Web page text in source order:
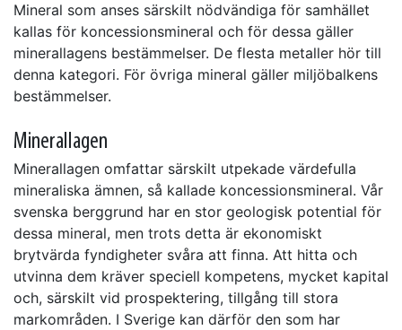
Mineral som anses särskilt nödvändiga för samhället
kallas för koncessionsmineral och för dessa gäller
minerallagens bestämmelser. De flesta metaller hör till
denna kategori. För övriga mineral gäller miljöbalkens
bestämmelser.
Minerallagen
Minerallagen omfattar särskilt utpekade värdefulla
mineraliska ämnen, så kallade koncessionsmineral. Vår
svenska berggrund har en stor geologisk potential för
dessa mineral, men trots detta är ekonomiskt
brytvärda fyndigheter svåra att finna. Att hitta och
utvinna dem kräver speciell kompetens, mycket kapital
och, särskilt vid prospektering, tillgång till stora
markområden. I Sverige kan därför den som har